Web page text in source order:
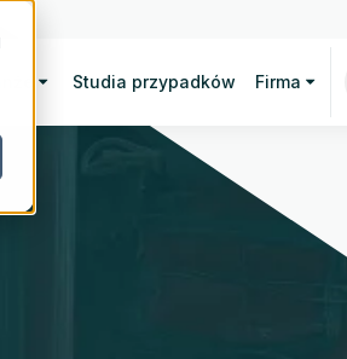
Studia przypadków Firma